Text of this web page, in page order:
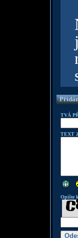
TVÁ
TEXT
Opište